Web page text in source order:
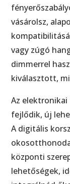
vásárolsz,
vagy zúgó
dimmerrel
kiválasztott,
Az
fejlődik, új
A digitális
központi
lehetőségek,